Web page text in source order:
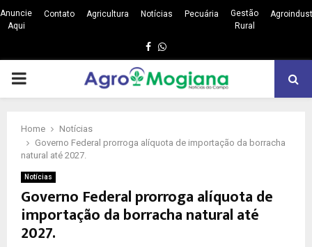
Anuncie
Aqui
Contato Agricultura Notícias Pecuária
Gestão
Rural
Facebook
Whatsapp
PRIMARY
Home
Notícias
Governo Federal prorroga alíquota de importação da borracha
natural até 2027.
Notícias
Governo Federal prorroga alíquota de
importação da borracha natural até
2027.